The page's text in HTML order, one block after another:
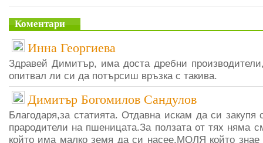
Коментари
Инна Георгиева
Здравей Димитър, има доста дребни
опитвал ли си да потърсиш връзка с такива.
Димитър Богомилов Сандулов
Благодаря,за статията. Отдавна искам да си закупя
прародители на пшеницата.За ползата от тях няма
който има малко земя да си насее.МОЛЯ който